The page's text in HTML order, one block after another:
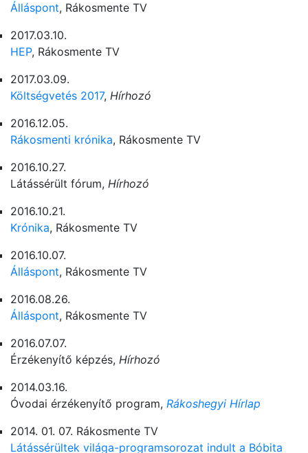
Álláspont, Rákosmente TV
2017.03.10.
HEP, Rákosmente TV
2017.03.09.
Költségvetés 2017, Hírhozó
2016.12.05.
Rákosmenti krónika, Rákosmente TV
2016.10.27.
Látássérült fórum, Hírhozó
2016.10.21.
Krónika, Rákosmente TV
2016.10.07.
Álláspont, Rákosmente TV
2016.08.26.
Álláspont, Rákosmente TV
2016.07.07.
Érzékenyítő képzés, Hírhozó
2014.03.16.
Óvodai érzékenyítő program, Rákoshegyi Hírlap
2014. 01. 07. Rákosmente TV
Látássérültek világa-programsorozat indult a Bóbita